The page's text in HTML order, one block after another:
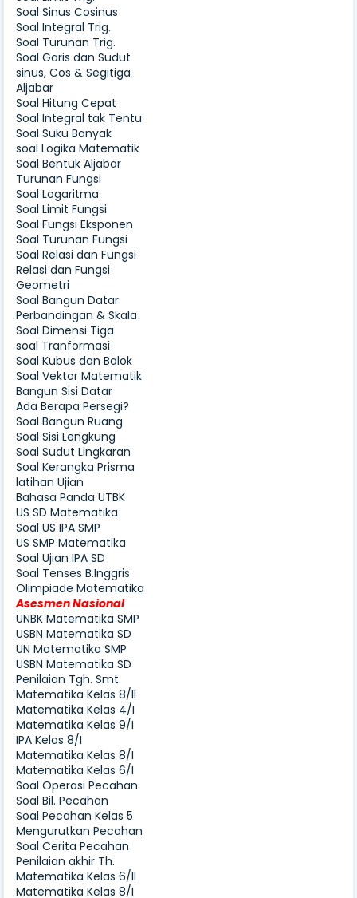
Soal Sinus Cosinus
Soal Integral Trig.
Soal Turunan Trig.
Soal Garis dan Sudut
sinus, Cos & Segitiga
Aljabar
Soal Hitung Cepat
Soal Integral tak Tentu
Soal Suku Banyak
soal Logika Matematik
Soal Bentuk Aljabar
Turunan Fungsi
Soal Logaritma
Soal Limit Fungsi
Soal Fungsi Eksponen
Soal Turunan Fungsi
Soal Relasi dan Fungsi
Relasi dan Fungsi
Geometri
Soal Bangun Datar
Perbandingan & Skala
Soal Dimensi Tiga
soal Tranformasi
Soal Kubus dan Balok
Soal Vektor Matematik
Bangun Sisi Datar
Ada Berapa Persegi?
Soal Bangun Ruang
Soal Sisi Lengkung
Soal Sudut Lingkaran
Soal Kerangka Prisma
latihan Ujian
Bahasa Panda UTBK
US SD Matematika
Soal US IPA SMP
US SMP Matematika
Soal Ujian IPA SD
Soal Tenses B.Inggris
Olimpiade Matematika
Asesmen Nasional
UNBK Matematika SMP
USBN Matematika SD
UN Matematika SMP
USBN Matematika SD
Penilaian Tgh. Smt.
Matematika Kelas 8/II
Matematika Kelas 4/I
Matematika Kelas 9/I
IPA Kelas 8/I
Matematika Kelas 8/I
Matematika Kelas 6/I
Soal Operasi Pecahan
Soal Bil. Pecahan
Soal Pecahan Kelas 5
Mengurutkan Pecahan
Soal Cerita Pecahan
Penilaian akhir Th.
Matematika Kelas 6/II
Matematika Kelas 8/I